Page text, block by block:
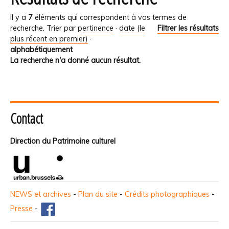
Il y a 7 éléments qui correspondent à vos termes de
recherche.
Filtrer les résultats
Trier par pertinence · date (le
plus récent en premier) ·
alphabétiquement
La recherche n'a donné aucun résultat.
Contact
Direction du Patrimoine culturel
NEWS et archives - Plan du site - Crédits photographiques -
Presse -